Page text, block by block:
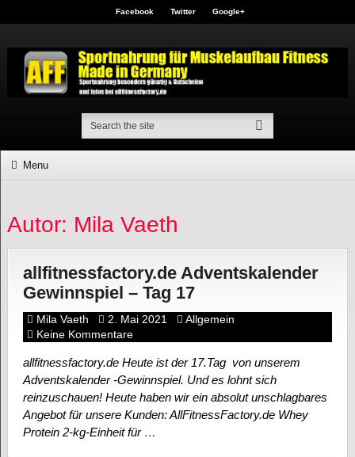
Facebook Twitter Google+
Menu
Autor: Mila Vaeth
allfitnessfactory.de Adventskalender
Gewinnspiel – Tag 17
Mila Vaeth 2. Mai 2021
Allgemein
Keine Kommentare
allfitnessfactory.de Heute ist der 17.Tag von unserem
Adventskalender -Gewinnspiel. Und es lohnt sich
reinzuschauen! Heute haben wir ein absolut unschlagbares
Angebot für unsere Kunden: AllFitnessFactory.de Whey
Protein 2-kg-Einheit für …